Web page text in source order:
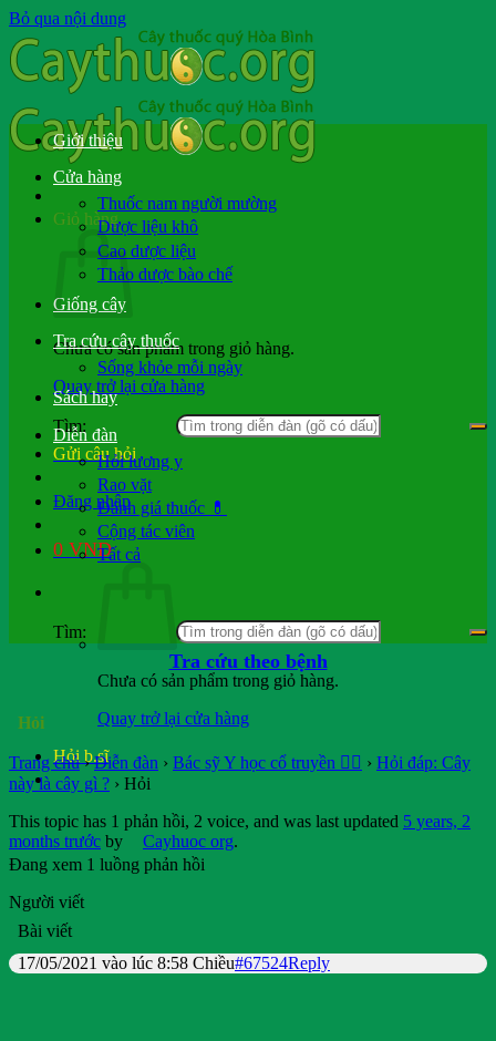
Bỏ qua nội dung
Giỏ hàng
Chưa có sản phẩm trong giỏ hàng.
Quay trở lại cửa hàng
Tìm:
Gửi câu hỏi
Đăng nhập
0 VND
Chưa có sản phẩm trong giỏ hàng.
Quay trở lại cửa hàng
Hỏi b.sĩ
Giới thiệu
Cửa hàng
Thuốc nam người mường
Dược liệu khô
Cao dược liệu
Thảo dược bào chế
Giống cây
Tra cứu cây thuốc
Sống khỏe mỗi ngày
Sách hay
Diễn đàn
Hỏi lương y
Rao vặt
Đánh giá thuốc 💊
Cộng tác viên
Tất cả
Tìm:
Tra cứu theo bệnh
Hỏi
Trang chủ › Diễn đàn › Bác sỹ Y học cổ truyền 👨‍⚕️ › Hỏi đáp: Cây
này là cây gì ? › Hỏi
This topic has 1 phản hồi, 2 voice, and was last updated 5 years, 2
months trước by Cayhuoc org.
Đang xem 1 luồng phản hồi
Người viết
Bài viết
17/05/2021 vào lúc 8:58 Chiều#67524Reply